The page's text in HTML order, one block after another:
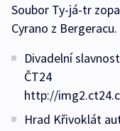
Soubor Ty-já-tr
Cyrano z Bergeracu.
Divadelní
ČT24
http://
Hrad Křivoklát